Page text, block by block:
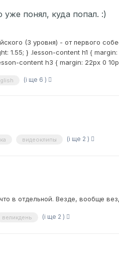
понял, куда попал. :)
(3 уровня) - от первого
1.55; } .lesson-content h1 {
content h3 { margin: 22px 0
(і ще 6 )
видеоклипы (і ще 2 )
в отдельной. Везде, вообще
великдень (і ще 2 )